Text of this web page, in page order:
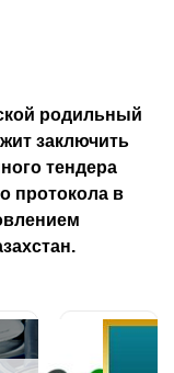
родильный
заключить
тендера
протокола в